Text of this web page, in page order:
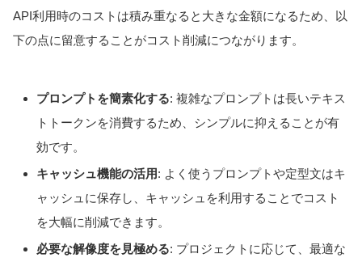
API利用時のコストは積み重なると大きな金額になるため、以
下の点に留意することがコスト削減につながります。
プロンプトを簡素化する: 複雑なプロンプトは長いテキス
トトークンを消費するため、シンプルに抑えることが有
効です。
キャッシュ機能の活用: よく使うプロンプトや定型文はキ
ャッシュに保存し、キャッシュを利用することでコスト
を大幅に削減できます。
必要な解像度を見極める: プロジェクトに応じて、最適な